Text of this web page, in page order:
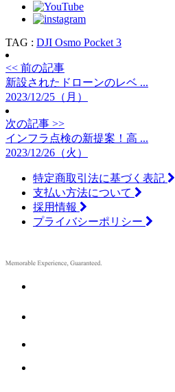
TAG : DJI Osmo Pocket 3
<< 前の記事
新設されたドローンのレベ ...
2023/12/25（月）
次の記事 >>
インフラ点検の新提案！高 ...
2023/12/26（火）
特定商取引法に基づく表記
支払い方法について
採用情報
プライバシーポリシー